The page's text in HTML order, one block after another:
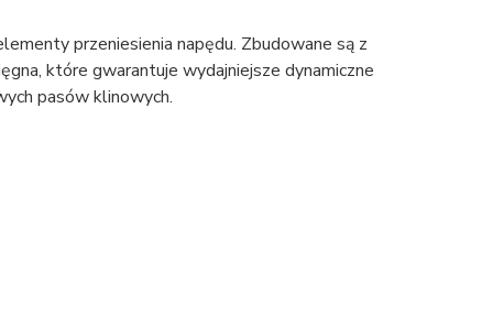
przeniesienia napędu. Zbudowane są z
które gwarantuje wydajniejsze dynamiczne
pasów klinowych.